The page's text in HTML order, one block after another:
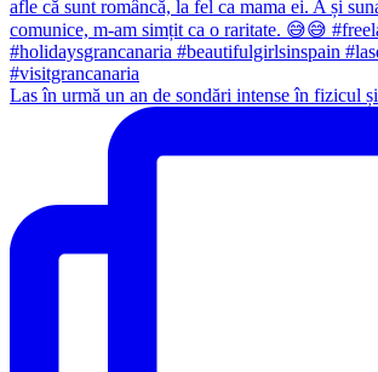
Las în urmă un an de sondări intense în fizicul și